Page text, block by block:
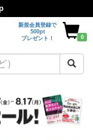
新規会員登録で
500pt
プレゼント！
0